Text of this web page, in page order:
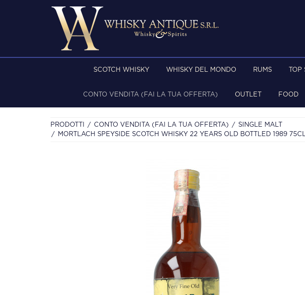
SCOTCH WHISKY WHISKY DEL MONDO RUMS
CONTO VENDITA (FAI LA TUA OFFERTA) OUTLET FOOD
PRODOTTI CONTO VENDITA (FAI LA TUA OFFERTA)
SINGLE MALT
MORTLACH SPEYSIDE SCOTCH WHISKY 22 YEARS OLD BOTTLED 1989